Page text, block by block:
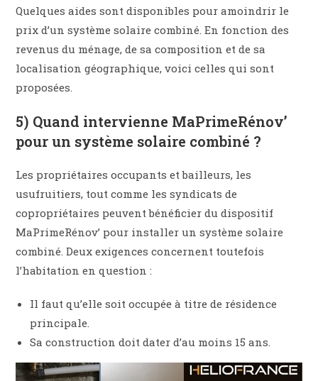
Quelques aides sont disponibles pour amoindrir le
prix d’un système solaire combiné. En fonction des
revenus du ménage, de sa composition et de sa
localisation géographique, voici celles qui sont
proposées.
5) Quand intervienne MaPrimeRénov’
pour un système solaire combiné ?
Les propriétaires occupants et bailleurs, les
usufruitiers, tout comme les syndicats de
copropriétaires peuvent bénéficier du dispositif
MaPrimeRénov’ pour installer un système solaire
combiné. Deux exigences concernent toutefois
l’habitation en question :
Il faut qu’elle soit occupée à titre de résidence
principale.
Sa construction doit dater d’au moins 15 ans.